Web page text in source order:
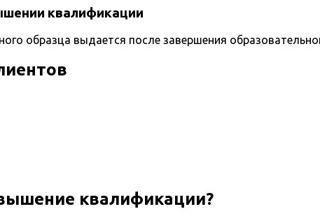
квалификации
образца выдается после завершения
квалификации?